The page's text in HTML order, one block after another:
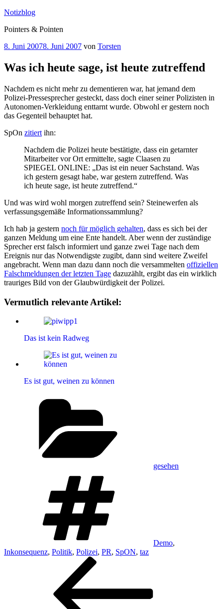
Zum
springen
Notizblog
Pointers & Pointen
Veröffentlicht
8. Juni 20078. Juni 2007 von Torsten
Was ich heute sage, ist heute zutreffend
Nachdem es nicht mehr zu dementieren war, hat jemand dem
Polizei-Pressesprecher gesteckt, dass doch einer seiner Polizisten in
Autonomen-Verkleidung enttarnt wurde. Obwohl er gestern noch
das Gegenteil behauptet hat.
SpOn zitiert ihn:
Nachdem die Polizei heute bestätigte, dass ein getarnter
Mitarbeiter vor Ort ermittelte, sagte Claasen zu
SPIEGEL ONLINE: „Das ist ein neuer Sachstand. Was
ich gestern gesagt habe, war gestern zutreffend. Was
ich heute sage, ist heute zutreffend.“
Und was wird wohl morgen zutreffend sein? Steinewerfen als
verfassungsgemäße Informationssammlung?
Ich hab ja gestern noch für möglich gehalten, dass es sich bei der
ganzen Meldung um eine Ente handelt. Aber wenn der zuständige
Sprecher erst falsch informiert und ganze zwei Tage nach dem
Ereignis nur das Notwendigste zugibt, dann sind weitere Zweifel
angebracht. Wenn man dazu dann noch die versammelten offiziellen
Falschmeldungen der letzten Tage dazuzählt, ergibt das ein wirklich
trauriges Bild von der Glaubwürdigkeit der Polizei.
Vermutlich relevante Artikel:
Das ist kein Radweg
Es ist gut, weinen zu können
gesehen
Demo,
Inkonsequenz, Politik, Polizei, PR, SpON, taz
Beitragsnavigation